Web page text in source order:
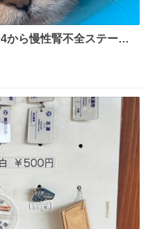
ら慢性腎不全ステージ2
夫になった… このままだ
が嘘みたい…本当に嬉し
ら来た人にすごい顔され